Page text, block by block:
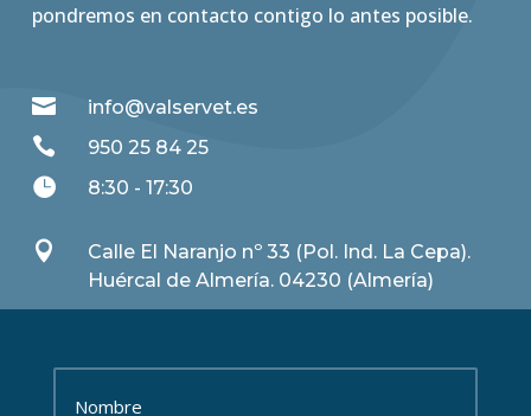
pondremos en contacto contigo lo antes posible.
 info@valservet.es
 950 25 84 25
 8:30 - 17:30

Calle El Naranjo nº 33 (Pol. Ind. La Cepa).
Huércal de Almería. 04230 (Almería)